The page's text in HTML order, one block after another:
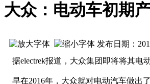
大众：电动车初期
发布日期：
据electrek报道，大众集团即将将其电
早在2016年，大众就对电动汽车做出